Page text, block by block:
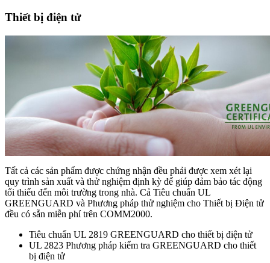
Thiết bị điện tử
Tất cả các sản phẩm được chứng nhận đều phải được xem xét lại
quy trình sản xuất và thử nghiệm định kỳ để giúp đảm bảo tác động
tối thiểu đến môi trường trong nhà. Cả Tiêu chuẩn UL
GREENGUARD và Phương pháp thử nghiệm cho Thiết bị Điện tử
đều có sẵn miễn phí trên COMM2000.
Tiêu chuẩn UL 2819 GREENGUARD cho thiết bị điện tử
UL 2823 Phương pháp kiểm tra GREENGUARD cho thiết
bị điện tử